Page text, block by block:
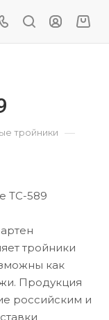
тройники —
тройники
как
Продукция
российским и